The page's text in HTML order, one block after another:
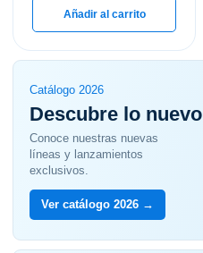
Añadir al carrito
Catálogo 2026
Descubre lo nuevo
Conoce nuestras nuevas
líneas y lanzamientos
exclusivos.
Ver catálogo 2026 →